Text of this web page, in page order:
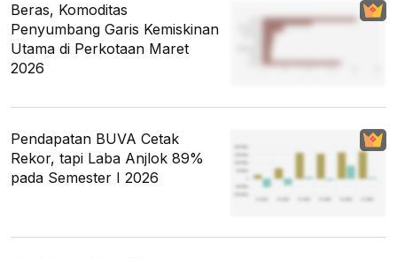
Beras, Komoditas
Penyumbang Garis Kemiskinan
Utama di Perkotaan Maret
2026
Pendapatan BUVA Cetak
Rekor, tapi Laba Anjlok 89%
pada Semester I 2026